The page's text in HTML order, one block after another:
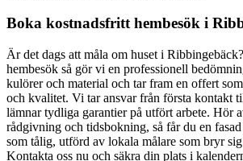
Boka kostnadsfritt hembesök i
Är det dags att måla om huset i
hembesök så gör vi en professionell
kulörer och material och tar fram en offert
och kvalitet. Vi tar ansvar från första kontakt
lämnar tydliga garantier på utfört arbete. Hör
rådgivning och tidsbokning, så får du en
som tålig, utförd av lokala målare som bryr
Kontakta oss nu och säkra din plats i